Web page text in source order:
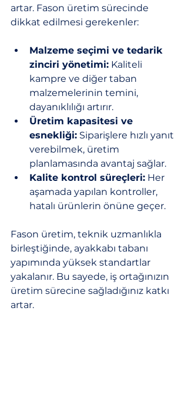
artar. Fason üretim sürecinde
dikkat edilmesi gerekenler:
Malzeme seçimi ve tedarik
zinciri yönetimi: Kaliteli
kampre ve diğer taban
malzemelerinin temini,
dayanıklılığı artırır.
Üretim kapasitesi ve
esnekliği: Siparişlere hızlı yanıt
verebilmek, üretim
planlamasında avantaj sağlar.
Kalite kontrol süreçleri: Her
aşamada yapılan kontroller,
hatalı ürünlerin önüne geçer.
Fason üretim, teknik uzmanlıkla
birleştiğinde, ayakkabı tabanı
yapımında yüksek standartlar
yakalanır. Bu sayede, iş ortağınızın
üretim sürecine sağladığınız katkı
artar.